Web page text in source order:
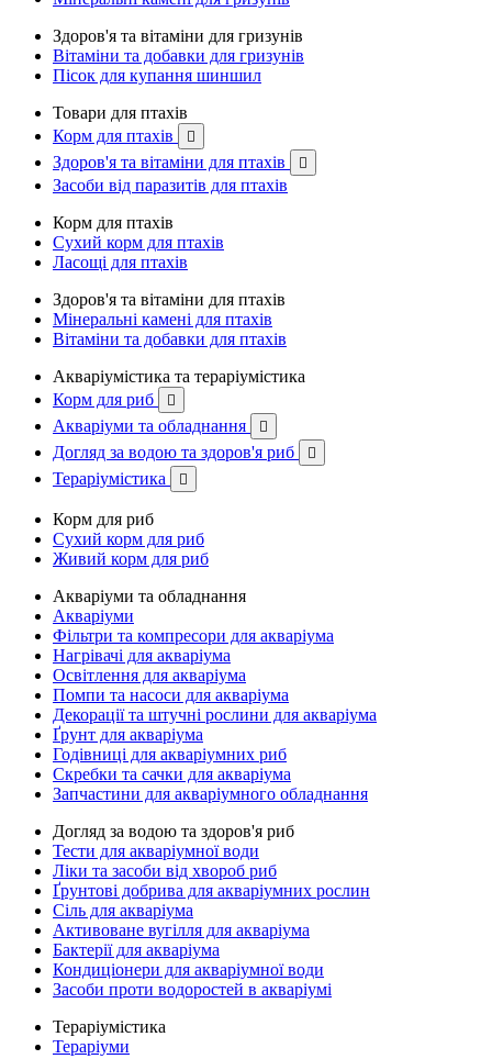
Здоров'я та вітаміни для гризунів
Вітаміни та добавки для гризунів
Пісок для купання шиншил
Товари для птахів
Корм для птахів

Здоров'я та вітаміни для птахів 
Засоби від паразитів для птахів
Корм для птахів
Сухий корм для птахів
Ласощі для птахів
Здоров'я та вітаміни для птахів
Мінеральні камені для птахів
Вітаміни та добавки для птахів
Акваріумістика та тераріумістика
Корм для риб

Акваріуми та обладнання 
Догляд за водою та здоров'я риб 
Тераріумістика 
Корм для риб
Сухий корм для риб
Живий корм для риб
Акваріуми та обладнання
Акваріуми
Фільтри та компресори для акваріума
Нагрівачі для акваріума
Освітлення для акваріума
Помпи та насоси для акваріума
Декорації та штучні рослини для акваріума
Ґрунт для акваріума
Годівниці для акваріумних риб
Скребки та сачки для акваріума
Запчастини для акваріумного обладнання
Догляд за водою та здоров'я риб
Тести для акваріумної води
Ліки та засоби від хвороб риб
Ґрунтові добрива для акваріумних рослин
Сіль для акваріума
Активоване вугілля для акваріума
Бактерії для акваріума
Кондиціонери для акваріумної води
Засоби проти водоростей в акваріумі
Тераріумістика
Тераріуми